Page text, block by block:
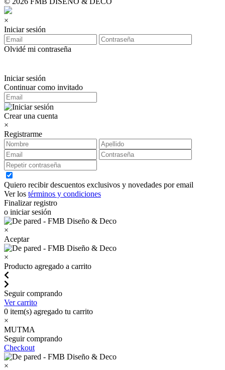
×
Iniciar sesión
Olvidé mi contraseña
Iniciar sesión
Continuar como invitado
Crear una cuenta
×
Registrarme
Quiero recibir descuentos exclusivos y novedades por email
Ver los términos y condiciones
Finalizar registro
o iniciar sesión
×
Aceptar
×
Producto agregado a carrito
Seguir comprando
Ver carrito
0 item(s) agregado tu carrito
×
MUTMA
Seguir comprando
Checkout
×